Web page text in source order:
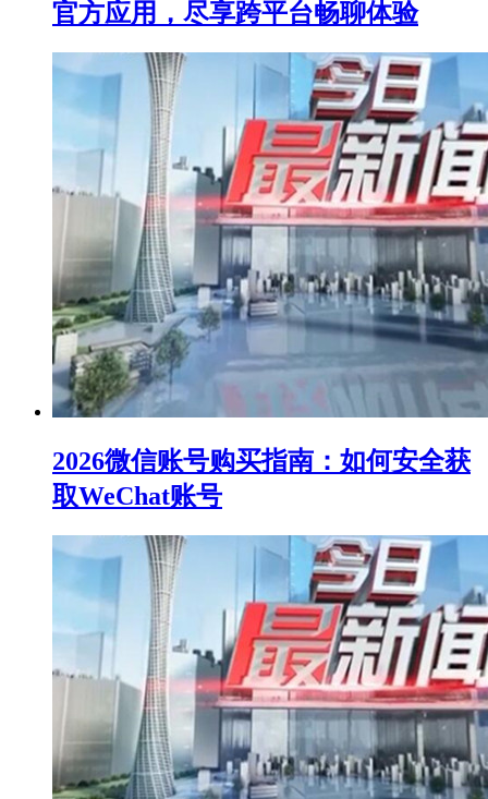
官方应用，尽享跨平台畅聊体验
2026微信账号购买指南：如何安全获
取WeChat账号